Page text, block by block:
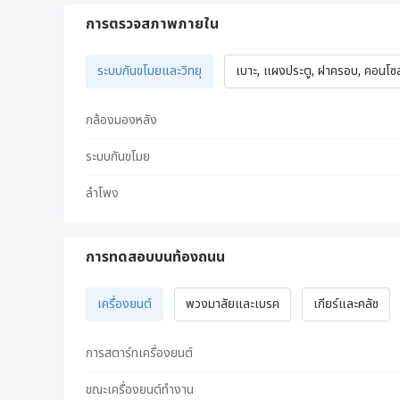
การตรวจสภาพภายใน
ระบบกันขโมยและวิทยุ เบาะ, แผงประตู, ฝาครอบ, คอน
กล้องมองหลัง
ระบบกันขโมย
ลำโพง
การทดสอบบนท้องถนน
เครื่องยนต์ พวงมาลัยและเบรค เกียร์และคลัช
การสตาร์ทเครื่องยนต์
ขณะเครื่องยนต์ทำงาน